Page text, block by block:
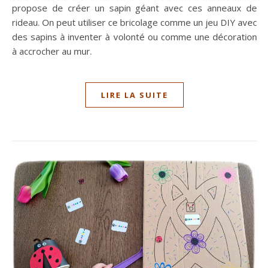
propose de créer un sapin géant avec ces anneaux de
rideau. On peut utiliser ce bricolage comme un jeu DIY avec
des sapins à inventer à volonté ou comme une décoration
à accrocher au mur.
LIRE LA SUITE